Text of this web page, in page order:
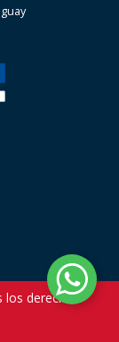
los derechos